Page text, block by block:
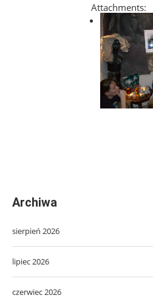
Attachments:
Archiwa
sierpień 2026
lipiec 2026
czerwiec 2026